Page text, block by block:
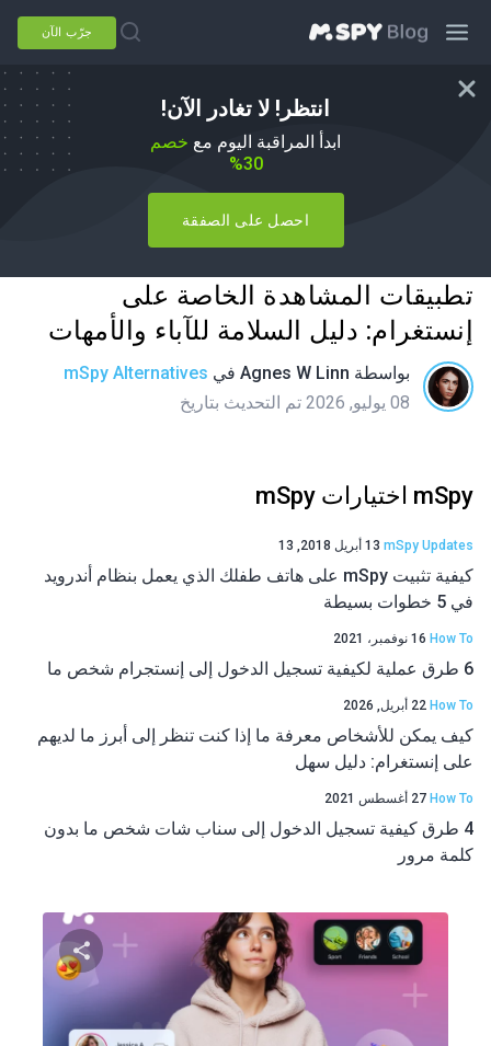
جرّب الآن
انتظر! لا تغادر الآن!
ابدأ المراقبة اليوم مع خصم
30%
احصل على الصفقة
تطبيقات المشاهدة الخاصة على
إنستغرام: دليل السلامة للآباء والأمهات
بواسطة Agnes W Linn في mSpy Alternatives
08 يوليو, 2026 تم التحديث بتاريخ
mSpy اختيارات mSpy
mSpy Updates 13 أبريل 2018, 13
كيفية تثبيت mSpy على هاتف طفلك الذي يعمل بنظام أندرويد
في 5 خطوات بسيطة
How To 16 نوفمبر، 2021
6 طرق عملية لكيفية تسجيل الدخول إلى إنستجرام شخص ما
How To 22 أبريل, 2026
كيف يمكن للأشخاص معرفة ما إذا كنت تنظر إلى أبرز ما لديهم
على إنستغرام: دليل سهل
How To 27 أغسطس 2021
4 طرق كيفية تسجيل الدخول إلى سناب شات شخص ما بدون
كلمة مرور
شارك